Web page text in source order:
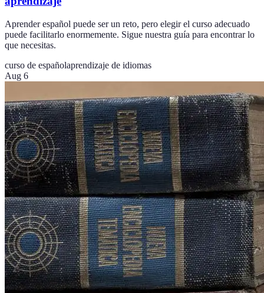
Aprender español puede ser un reto, pero elegir el curso adecuado
puede facilitarlo enormemente. Sigue nuestra guía para encontrar lo
que necesitas.
curso de españolaprendizaje de idiomas
Aug 6